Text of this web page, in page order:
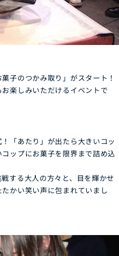
子のつかみ取り」がスタート！
楽しみいただけるイベントで
「あたり」が出たら大きいコッ
ップにお菓子を限界まで詰め込
する大人の方々と、目を輝かせ
かい笑い声に包まれていまし